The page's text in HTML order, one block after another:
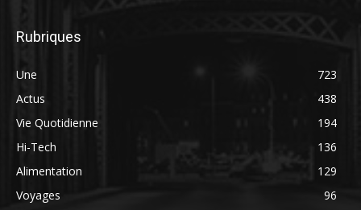
Rubriques
Une
723
Actus
438
Vie Quotidienne
194
Hi-Tech
136
Alimentation
129
Voyages
96